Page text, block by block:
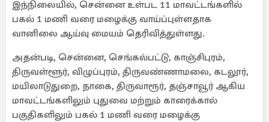
இந்நிலையில், சென்னை உள்பட 11 மாவட்டங்களில்
பகல் 1 மணி வரை மழைக்கு வாய்ப்புள்ளதாக
வானிலை ஆய்வு மையம் தெரிவித்துள்ளது.
அதன்படி, சென்னை, செங்கல்பட்டு, காஞ்சிபுரம்,
திருவள்ளூர், விழுப்புரம், திருவண்ணாமலை, கடலூர்,
மயிலாடுதுறை, நாகை, திருவாரூர், தஞ்சாவூர் ஆகிய
மாவட்டங்களிலும் புதுவை மற்றும் காரைக்கால்
பகுதிகளிலும் பகல் 1 மணி வரை மழைக்கு